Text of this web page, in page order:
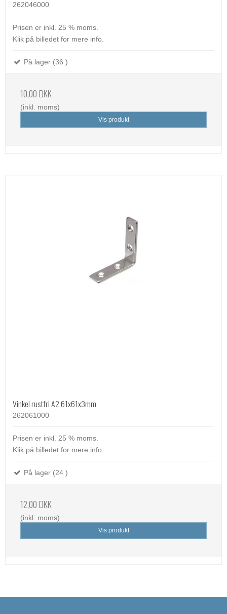
262046000
Prisen er inkl. 25 % moms.
Klik på billedet for mere info.
På lager (36 )
10,00 DKK
(inkl. moms)
Vis produkt
Vinkel rustfri A2 61x61x3mm
262061000
Prisen er inkl. 25 % moms.
Klik på billedet for mere info.
På lager (24 )
12,00 DKK
(inkl. moms)
Vis produkt